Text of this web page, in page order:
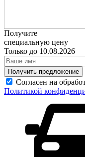
Получите
специальную цену
Только до 10.08.2026
Получить предложение
Согласен на
Политикой